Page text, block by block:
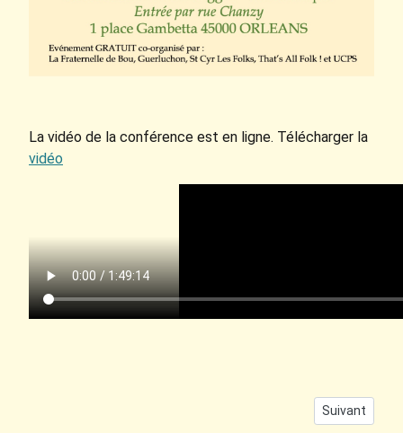
La vidéo de la conférence est en ligne. Télécharger la
vidéo
Article
Suivant